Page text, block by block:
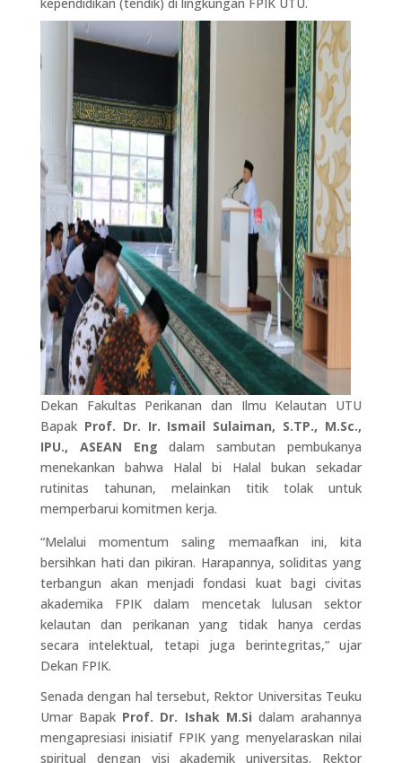
Dekan Fakultas Perikanan dan Ilmu Kelautan UTU
Bapak Prof. Dr. Ir. Ismail Sulaiman, S.TP., M.Sc.,
IPU., ASEAN Engdalam sambutan pembukanya
menekankan bahwa Halal bi Halal bukan sekadar
rutinitas tahunan, melainkan titik tolak untuk
memperbarui komitmen kerja.
“Melalui momentum saling memaafkan ini, kita
bersihkan hati dan pikiran. Harapannya, soliditas yang
terbangun akan menjadi fondasi kuat bagi civitas
akademika FPIK dalam mencetak lulusan sektor
kelautan dan perikanan yang tidak hanya cerdas
secara intelektual, tetapi juga berintegritas,” ujar
Dekan FPIK.
Senada dengan hal tersebut, Rektor Universitas Teuku
Umar Bapak Prof. Dr. Ishak M.Si dalam arahannya
mengapresiasi inisiatif FPIK yang menyelaraskan nilai
spiritual dengan visi akademik universitas. Rektor